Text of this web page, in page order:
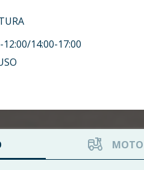
12:00/14:00-17:00
MOTO